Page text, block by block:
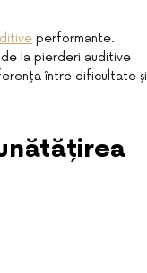
performante.
la pierderi auditive
între dificultate și